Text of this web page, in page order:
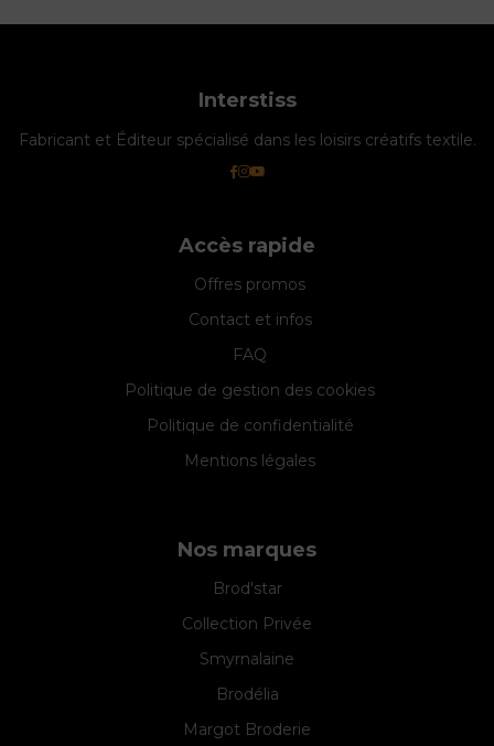
Interstiss
Fabricant et Éditeur spécialisé dans les loisirs créatifs textile.
Accès rapide
Offres promos
Contact et infos
FAQ
Politique de gestion des cookies
Politique de confidentialité
Mentions légales
Nos marques
Brod'star
Collection Privée
Smyrnalaine
Brodélia
Margot Broderie